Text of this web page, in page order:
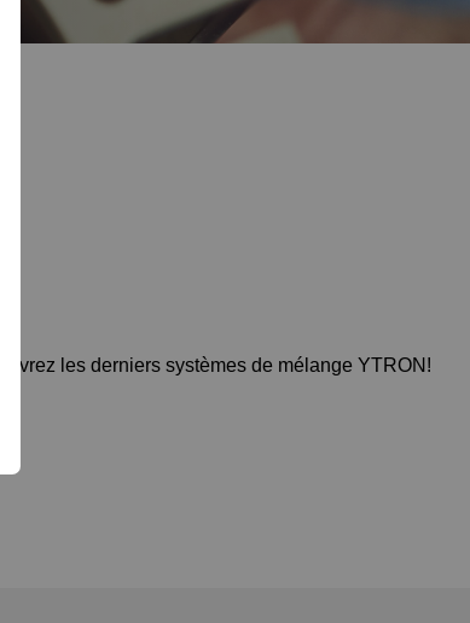
les derniers systèmes de mélange YTRON!